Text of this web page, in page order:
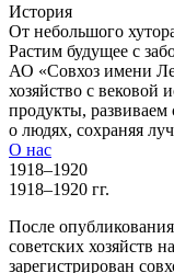
История
От небольшого
Растим будущее с
АО «Совхоз имени
хозяйство с вековой
продукты, развиваем
о людях, сохраняя
О нас
1918–1920
1918–1920 гг.
После
советских хозяйств
зарегистрирован